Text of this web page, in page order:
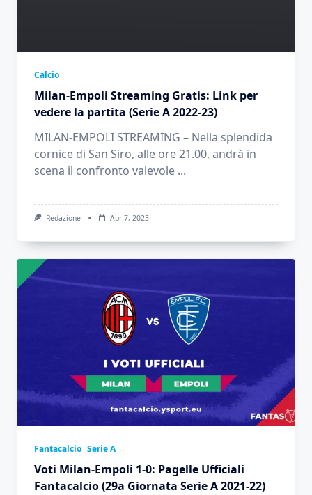
Calcio
Milan-Empoli Streaming Gratis: Link per
vedere la partita (Serie A 2022-23)
MILAN-EMPOLI STREAMING – Nella splendida
cornice di San Siro, alle ore 21.00, andrà in
scena il confronto valevole ...
Redazione Apr 7, 2023
Fantacalcio Serie A
Voti Milan-Empoli 1-0: Pagelle Ufficiali
Fantacalcio (29a Giornata Serie A 2021-22)